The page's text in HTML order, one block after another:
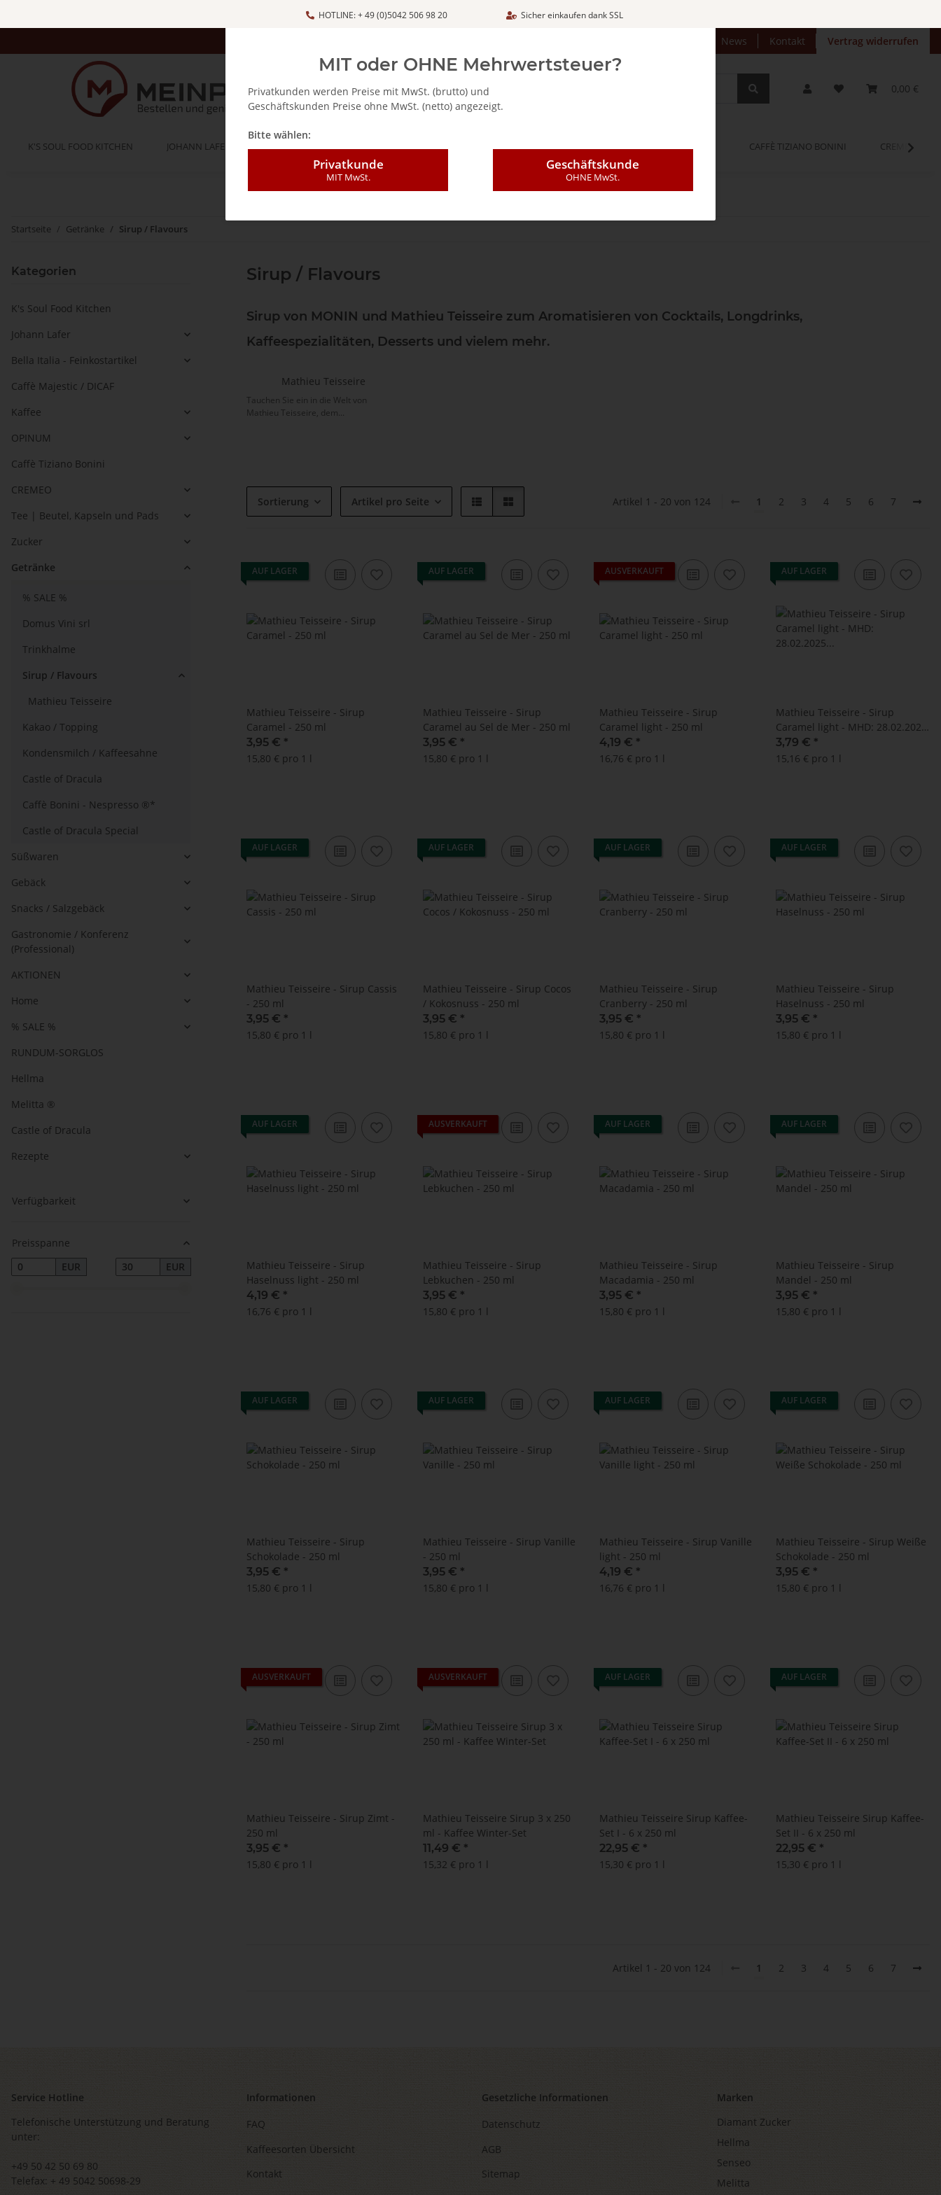
HOTLINE: + 49 (0)5042 506 98 20 Sicher einkaufen dank SSL
News Kontakt Vertrag widerrufen
0,00 €
K'S SOUL FOOD KITCHEN JOHANN LAFER BELLA ITALIA - FEINKOSTARTIKEL CAFFÈ MAJESTIC / DICAF KAFFEE OPINUM CAFFÈ TIZIANO BONINI CREMEO
Startseite Getränke Sirup / Flavours
Sirup / Flavours
Sirup von MONIN und Mathieu Teisseire zum Aromatisieren von Cocktails, Longdrinks,
Kaffeespezialitäten, Desserts und vielem mehr.
Mathieu Teisseire
Tauchen Sie ein in die Welt von
Mathieu Teisseire, dem...
Sortierung Artikel pro Seite Artikel 1 - 20 von 124 1 2 3 4 5 6 7
AUF LAGER
Mathieu Teisseire - Sirup
Caramel - 250 ml
3,95 € *
15,80 € pro 1 l
AUF LAGER
Mathieu Teisseire - Sirup
Caramel au Sel de Mer - 250 ml
3,95 € *
15,80 € pro 1 l
AUSVERKAUFT
Mathieu Teisseire - Sirup
Caramel light - 250 ml
4,19 € *
16,76 € pro 1 l
AUF LAGER
Mathieu Teisseire - Sirup
Caramel light - MHD: 28.02.2025
(250 ml)
3,79 € *
15,16 € pro 1 l
AUF LAGER
Mathieu Teisseire - Sirup Cassis
- 250 ml
3,95 € *
15,80 € pro 1 l
AUF LAGER
Mathieu Teisseire - Sirup Cocos
/ Kokosnuss - 250 ml
3,95 € *
15,80 € pro 1 l
AUF LAGER
Mathieu Teisseire - Sirup
Cranberry - 250 ml
3,95 € *
15,80 € pro 1 l
AUF LAGER
Mathieu Teisseire - Sirup
Haselnuss - 250 ml
3,95 € *
15,80 € pro 1 l
AUF LAGER
Mathieu Teisseire - Sirup
Haselnuss light - 250 ml
4,19 € *
16,76 € pro 1 l
AUSVERKAUFT
Mathieu Teisseire - Sirup
Lebkuchen - 250 ml
3,95 € *
15,80 € pro 1 l
AUF LAGER
Mathieu Teisseire - Sirup
Macadamia - 250 ml
3,95 € *
15,80 € pro 1 l
AUF LAGER
Mathieu Teisseire - Sirup
Mandel - 250 ml
3,95 € *
15,80 € pro 1 l
AUF LAGER
Mathieu Teisseire - Sirup
Schokolade - 250 ml
3,95 € *
15,80 € pro 1 l
AUF LAGER
Mathieu Teisseire - Sirup Vanille
- 250 ml
3,95 € *
15,80 € pro 1 l
AUF LAGER
Mathieu Teisseire - Sirup Vanille
light - 250 ml
4,19 € *
16,76 € pro 1 l
AUF LAGER
Mathieu Teisseire - Sirup Weiße
Schokolade - 250 ml
3,95 € *
15,80 € pro 1 l
AUSVERKAUFT
Mathieu Teisseire - Sirup Zimt -
250 ml
3,95 € *
15,80 € pro 1 l
AUSVERKAUFT
Mathieu Teisseire Sirup 3 x 250
ml - Kaffee Winter-Set
11,49 € *
15,32 € pro 1 l
AUF LAGER
Mathieu Teisseire Sirup Kaffee-
Set I - 6 x 250 ml
22,95 € *
15,30 € pro 1 l
AUF LAGER
Mathieu Teisseire Sirup Kaffee-
Set II - 6 x 250 ml
22,95 € *
15,30 € pro 1 l
Artikel 1 - 20 von 124 1 2 3 4 5 6 7
Kategorien
K's Soul Food Kitchen
Johann Lafer
Bella Italia - Feinkostartikel
Caffè Majestic / DICAF
Kaffee
OPINUM
Caffè Tiziano Bonini
CREMEO
Tee | Beutel, Kapseln und Pads
Zucker
Getränke
% SALE %
Domus Vini srl
Trinkhalme
Sirup / Flavours
Mathieu Teisseire
Kakao / Topping
Kondensmilch / Kaffeesahne
Castle of Dracula
Caffè Bonini - Nespresso ®*
Castle of Dracula Special
Süßwaren
Gebäck
Snacks / Salzgebäck
Gastronomie / Konferenz
(Professional)
AKTIONEN
Home
% SALE %
RUNDUM-SORGLOS
Hellma
Melitta ®
Castle of Dracula
Rezepte
Verfügbarkeit
Preisspanne
EUR
EUR
Service Hotline
Telefonische Unterstützung und Beratung
unter:
+49 50 42 50 69 80
Telefax: + 49 5042 50698-29
Informationen
FAQ
Kaffeesorten Übersicht
Kontakt
Gesetzliche Informationen
Datenschutz
AGB
Sitemap
Marken
Diamant Zucker
Hellma
Senseo
Melitta
MIT oder OHNE Mehrwertsteuer?
Privatkunden werden Preise mit MwSt. (brutto) und
Geschäftskunden Preise ohne MwSt. (netto) angezeigt.
Bitte wählen:
Privatkunde
MIT MwSt.
Geschäftskunde
OHNE MwSt.